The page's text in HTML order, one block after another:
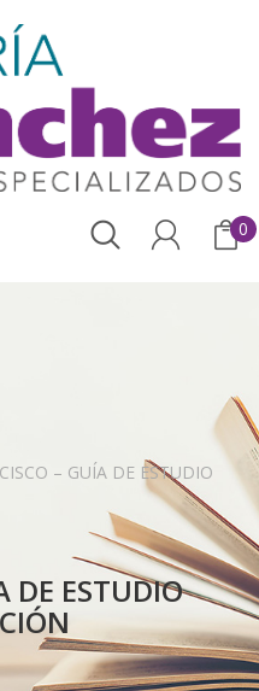
0
– GUÍA DE ESTUDIO
DE ESTUDIO